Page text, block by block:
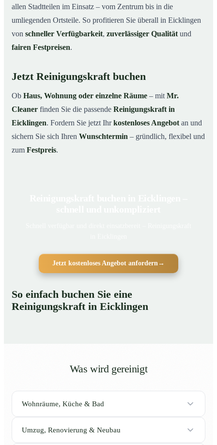
allen Stadtteilen im Einsatz – vom Zentrum bis in die
umliegenden Ortsteile. So profitieren Sie überall in Eicklingen
von schneller Verfügbarkeit, zuverlässiger Qualität und
fairen Festpreisen.
Jetzt Reinigungskraft buchen
Ob Haus, Wohnung oder einzelne Räume – mit Mr.
Cleaner finden Sie die passende Reinigungskraft in
Eicklingen. Fordern Sie jetzt Ihrkostenloses Angebot an und
sichern Sie sich Ihren Wunschtermin – gründlich, flexibel und
zum Festpreis.
Jetzt kostenloses Angebot anfordern→
So einfach buchen Sie eine
Reinigungskraft in Eicklingen
Was wird gereinigt
Wohnräume, Küche & Bad
Umzug, Renovierung & Neubau